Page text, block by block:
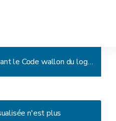
Décret instituant le Code wallon du logement
n'est plus